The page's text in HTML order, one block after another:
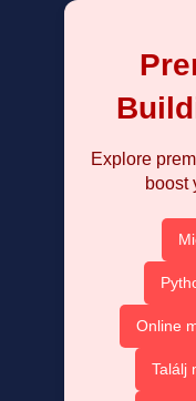
Explore
boost
Online
Találj